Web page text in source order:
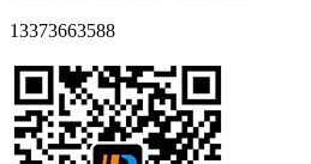
13373663588